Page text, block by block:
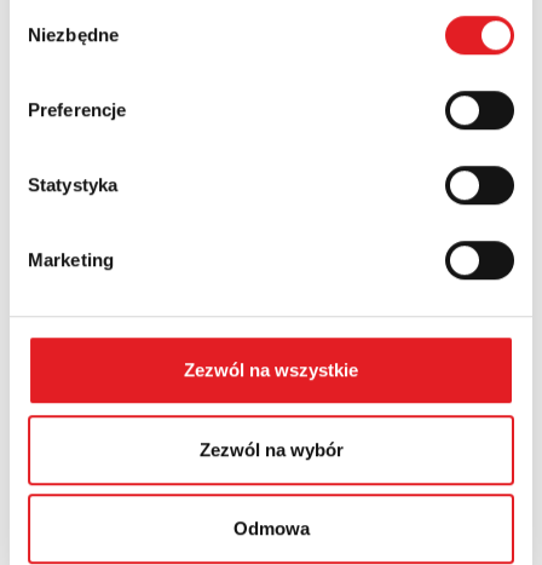
zgody
Niezbędne
Preferencje
Statystyka
Marketing
Zezwól na wszystkie
Zezwól na wybór
Odmowa
Contents: *
I consent to the processing of my personal data by
personal data in thePrivacy Policy*
*